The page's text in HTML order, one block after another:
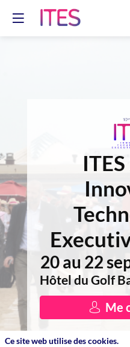
20 au 22
Hôtel du Golf
Me
Ce site web utilise des cookies.